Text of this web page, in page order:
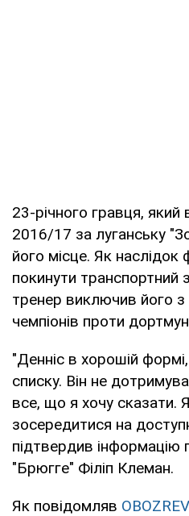
23-річного гравця, який
2016/17 за луганську
його місце. Як
покинути транспортний
тренер виключив його з
чемпіонів проти
"Денніс в хорошій
списку. Він не
все, що я хочу сказати.
зосередитися на
підтвердив інформацію
"Брюгге" Філіп Клеман.
Як повідомляв